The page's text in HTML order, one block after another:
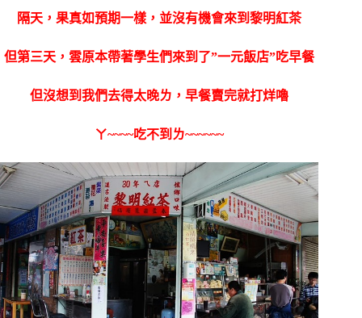
隔天，果真如預期一樣，並沒有機會來到黎明紅茶
但第三天，雲原本帶著學生們來到了”一元飯店”吃早餐
但沒想到我們去得太晚ㄌ，早餐賣完就打烊嚕
ㄚ~~~~吃不到ㄌ~~~~~~